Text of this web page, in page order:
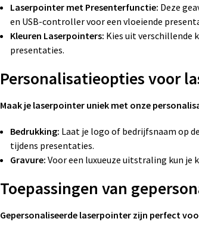
Laserpointer met Presenterfunctie: Deze
en USB-controller voor een vloeiende
Kleuren Laserpointers: Kies uit verschillende
presentaties.
Personalisatieopties voor
Maak je laserpointer uniek met onze
Bedrukking: Laat je logo of bedrijfsnaam op
tijdens presentaties.
Gravure: Voor een luxueuze uitstraling kun je
Toepassingen van
Gepersonaliseerde laserpointer zijn perfect